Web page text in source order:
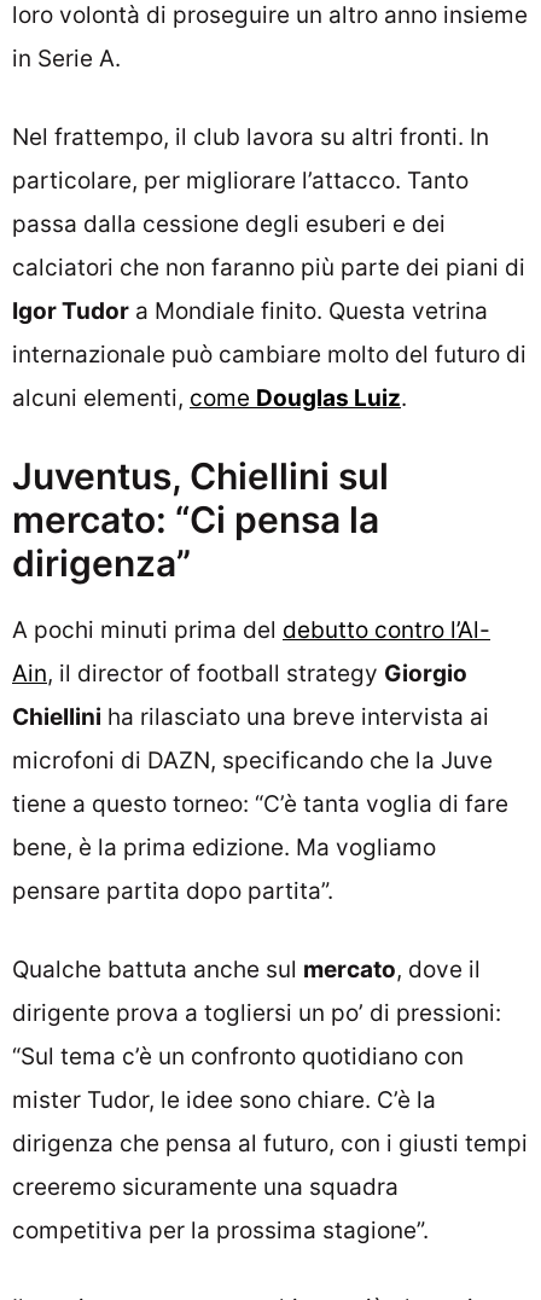
loro volontà di proseguire un altro anno insieme
in Serie A.
Nel frattempo, il club lavora su altri fronti. In
particolare, per migliorare l’attacco. Tanto
passa dalla cessione degli esuberi e dei
calciatori che non faranno più parte dei piani di
Igor Tudor a Mondiale finito. Questa vetrina
internazionale può cambiare molto del futuro di
alcuni elementi, come Douglas Luiz.
Juventus, Chiellini sul
mercato: “Ci pensa la
dirigenza”
A pochi minuti prima del debutto contro l’Al-
Ain, il director of football strategy Giorgio
Chiellini ha rilasciato una breve intervista ai
microfoni di DAZN, specificando che la Juve
tiene a questo torneo: “C’è tanta voglia di fare
bene, è la prima edizione. Ma vogliamo
pensare partita dopo partita”.
Qualche battuta anche sul mercato, dove il
dirigente prova a togliersi un po’ di pressioni:
“Sul tema c’è un confronto quotidiano con
mister Tudor, le idee sono chiare. C’è la
dirigenza che pensa al futuro, con i giusti tempi
creeremo sicuramente una squadra
competitiva per la prossima stagione”.